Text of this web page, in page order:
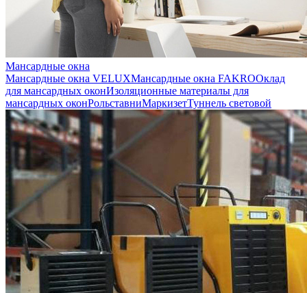
Мансардные окна
Мансардные окна VELUXМансардные окна FAKROОклад
для мансардных оконИзоляционные материалы для
мансардных оконРольставниМаркизетТуннель световой